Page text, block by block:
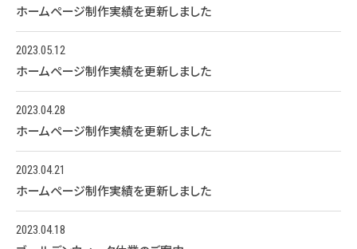
ホームページ制作実績を更新しました
2023.05.12
ホームページ制作実績を更新しました
2023.04.28
ホームページ制作実績を更新しました
2023.04.21
ホームページ制作実績を更新しました
2023.04.18